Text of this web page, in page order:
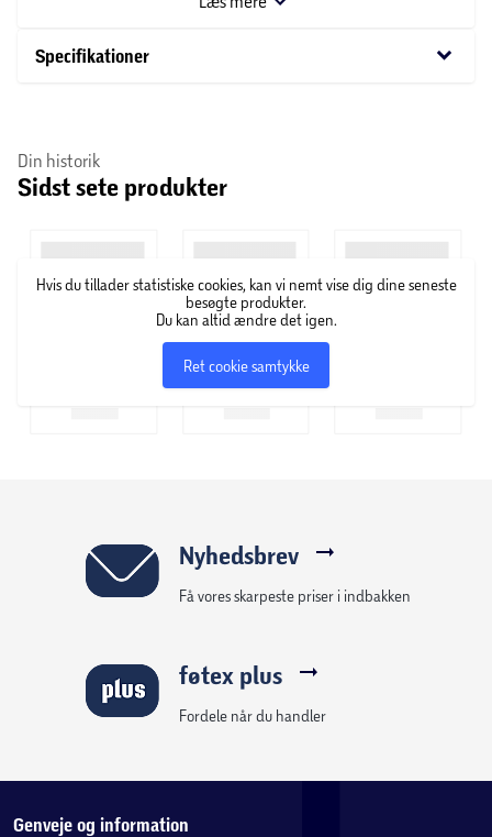
Fås i designs som dinosaurer,
Ideelle til hobbyprojekter, skolebrug eller
gaveindpakning
Perfekte til hele familien
OBS! Varen er assorteret, og en bestemt variant kan ikke
Specifikationer keyboard_arrow_down
Din historik
Sidst sete produkter
Hvis du tillader statistiske cookies, kan vi nemt vise dig dine seneste
besøgte produkter.
Du kan altid ændre det igen.
Ret cookie samtykke
Nyhedsbrev
Få vores skarpeste priser i indbakken
føtex plus
Fordele når du handler
Genveje og information